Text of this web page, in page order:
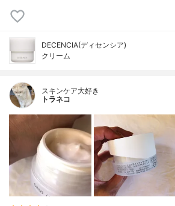
DECENCIA(ディセンシア)
クリーム
スキンケア大好き
トラネコ